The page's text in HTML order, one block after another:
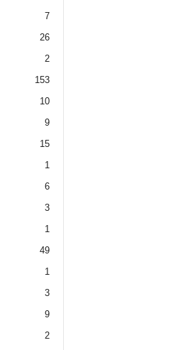
7
26
2
153
10
9
15
1
6
3
1
49
1
3
9
2